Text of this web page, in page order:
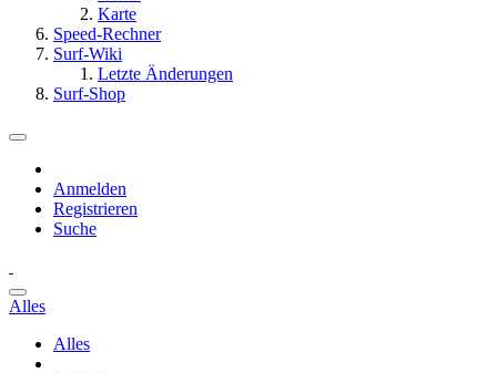
Karte
Speed-Rechner
Surf-Wiki
Letzte Änderungen
Surf-Shop
Anmelden
Registrieren
Suche
Alles
Alles